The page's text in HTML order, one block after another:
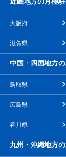
大阪府
滋賀県
中国・四国地方
鳥取県
広島県
香川県
九州・沖縄地方